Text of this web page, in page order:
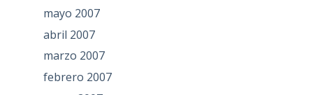
mayo 2007
abril 2007
marzo 2007
febrero 2007